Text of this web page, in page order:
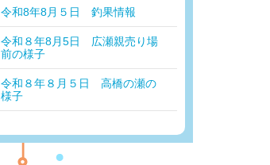
令和8年8月５日 釣果情報
令和８年8月5日 広瀬親売り場
前の様子
令和８年８月５日 高橋の瀬の
様子